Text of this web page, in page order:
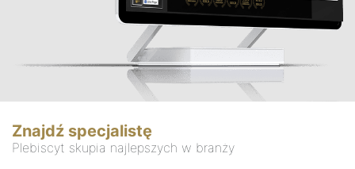
Znajdź specjalistę
Plebiscyt skupia najlepszych w branży